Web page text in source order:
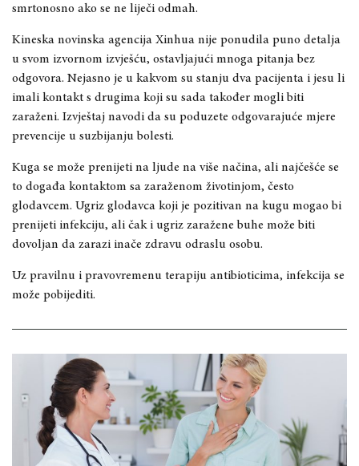
smrtonosno ako se ne liječi odmah.
Kineska novinska agencija Xinhua nije ponudila puno detalja
u svom izvornom izvješću, ostavljajući mnoga pitanja bez
odgovora. Nejasno je u kakvom su stanju dva pacijenta i jesu li
imali kontakt s drugima koji su sada također mogli biti
zaraženi. Izvještaj navodi da su poduzete odgovarajuće mjere
prevencije u suzbijanju bolesti.
Kuga se može prenijeti na ljude na više načina, ali najčešće se
to događa kontaktom sa zaraženom životinjom, često
glodavcem. Ugriz glodavca koji je pozitivan na kugu mogao bi
prenijeti infekciju, ali čak i ugriz zaražene buhe može biti
dovoljan da zarazi inače zdravu odraslu osobu.
Uz pravilnu i pravovremenu terapiju antibioticima, infekcija se
može pobijediti.